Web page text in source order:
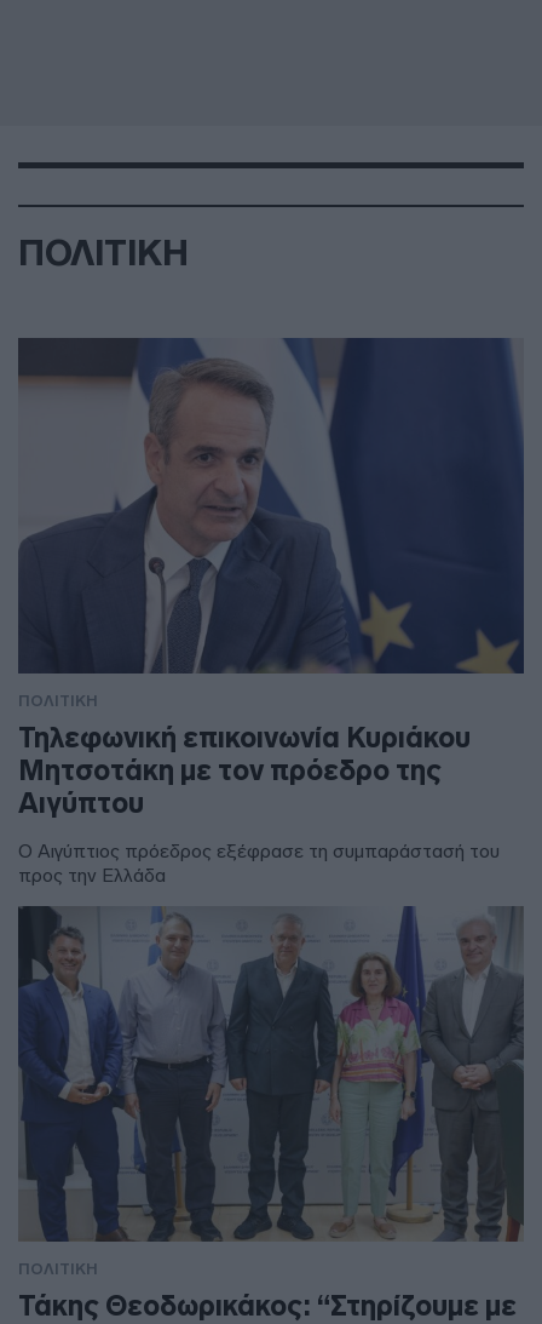
ΠΟΛΙΤΙΚΗ
ΠΟΛΙΤΙΚΗ
Τηλεφωνική επικοινωνία Κυριάκου
Μητσοτάκη με τον πρόεδρο της
Αιγύπτου
Ο Αιγύπτιος πρόεδρος εξέφρασε τη συμπαράστασή του
προς την Ελλάδα
ΠΟΛΙΤΙΚΗ
Τάκης Θεοδωρικάκος: “Στηρίζουμε με